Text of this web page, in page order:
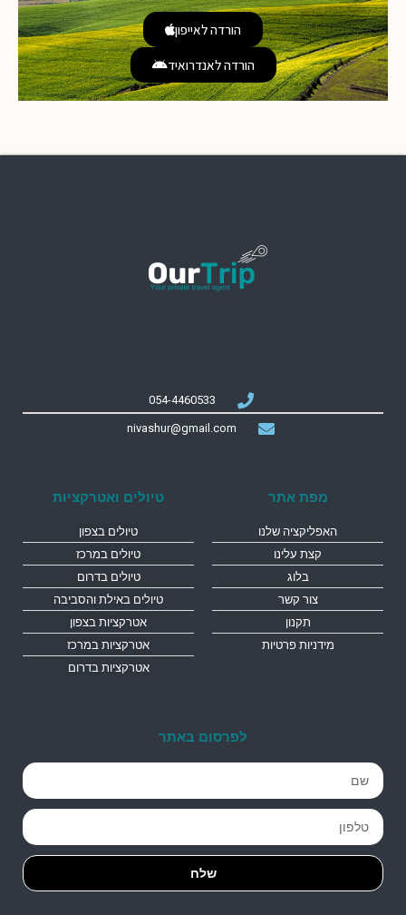
הורדה לאייפון
הורדה לאנדרואיד
054-4460533
nivashur@gmail.com
מפת אתר
האפליקציה שלנו
קצת עלינו
בלוג
צור קשר
תקנון
מידניות פרטיות
טיולים ואטרקציות
טיולים בצפון
טיולים במרכז
טיולים בדרום
טיולים באילת והסביבה
אטרקציות בצפון
אטרקציות במרכז
אטרקציות בדרום
לפרסום באתר
שלח